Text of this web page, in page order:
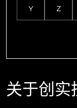
Y Z
关于创实